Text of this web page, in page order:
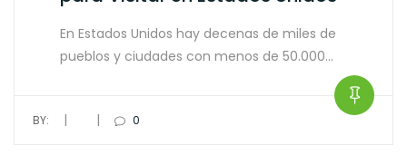
En Estados Unidos hay decenas de miles de
pueblos y ciudades con menos de 50.000…
BY: | | 0